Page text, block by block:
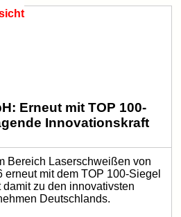
Erneut mit TOP 100-
Innovationskraft
Bereich Laserschweißen von
erneut mit dem TOP 100-Siegel
zu den innovativsten
Deutschlands.